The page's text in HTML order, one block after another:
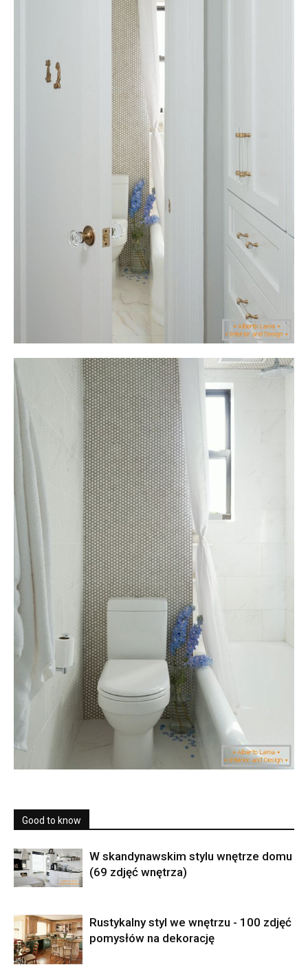
Good to know
W skandynawskim stylu wnętrze domu
(69 zdjęć wnętrza)
Rustykalny styl we wnętrzu - 100 zdjęć
pomysłów na dekorację